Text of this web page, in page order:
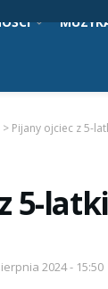
> Pijany ojciec z 5-
5-
2024 - 15:50